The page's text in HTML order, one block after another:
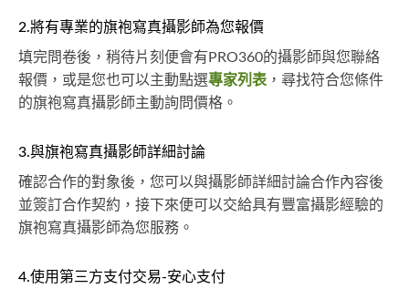
2.將有專業的旗袍寫真攝影師為您報價
填完問卷後，稍待片刻便會有PRO360的攝影師與您聯絡
報價，或是您也可以主動點選專家列表，尋找符合您條件
的旗袍寫真攝影師主動詢問價格。
3.與旗袍寫真攝影師詳細討論
確認合作的對象後，您可以與攝影師詳細討論合作內容後
並簽訂合作契約，接下來便可以交給具有豐富攝影經驗的
旗袍寫真攝影師為您服務。
4.使用第三方支付交易-安心支付